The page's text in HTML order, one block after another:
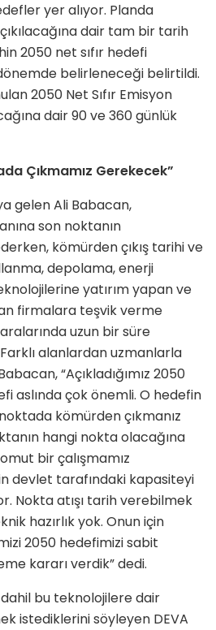
yer alıyor. Planda
dair tam bir tarih
2050 net sıfır hedefi
belirleneceği belirtildi.
2050 Net Sıfır Emisyon
dair 90 ve 360 günlük
Çıkmamız Gerekecek”
gelen Ali Babacan,
son noktanın
kömürden çıkış tarihi ve
depolama, enerji
yatırım yapan ve
firmalara teşvik verme
uzun bir süre
Farklı alanlardan uzmanlarla
“Açıkladığımız 2050
aslında çok önemli. O hedefin
kömürden çıkmanız
hangi nokta olacağına
bir çalışmamız
devlet tarafındaki kapasiteyi
Nokta atışı tarih verebilmek
hazırlık yok. Onun için
2050 hedefimizi sabit
kararı verdik” dedi.
bu teknolojilere dair
istediklerini söyleyen DEVA